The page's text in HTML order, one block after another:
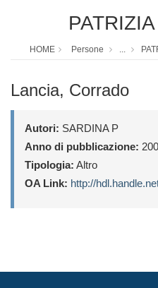
HOME Persone ...
Lancia, Corrado
Autori: SARDINA P
Anno di pubblicazione:
Tipologia: Altro
OA Link: http://